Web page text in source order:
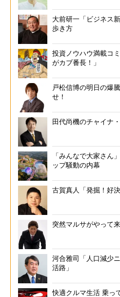
大前研一「ビジネス
歩き方
投資ノウハウ満載コ
がカブ番長！」
戸松信博の明日の爆
せ！
田代尚機のチャイナ
「みんなで大家さん
ップ騒動の内幕
古賀真人「発掘！好決
突然マルサがやって来
河合雅司「人口減少
活路」
快適クルマ生活 乗っ